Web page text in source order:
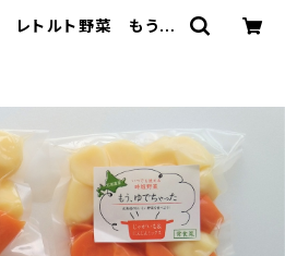
レトルト野菜 もうゆ